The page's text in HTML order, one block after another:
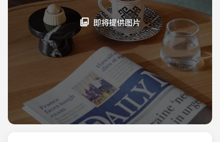
即将提供图片